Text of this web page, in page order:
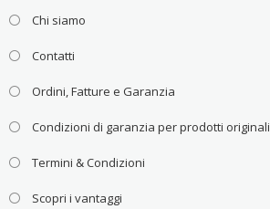
Chi siamo
Contatti
Ordini, Fatture e Garanzia
Condizioni di garanzia per prodotti originali
Termini & Condizioni
Scopri i vantaggi